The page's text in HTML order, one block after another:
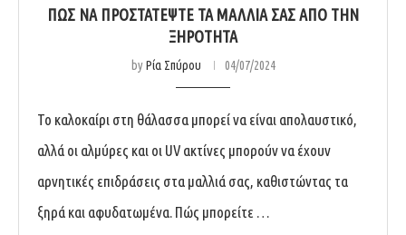
ΠΩΣ ΝΑ ΠΡΟΣΤΑΤΕΨΤΕ ΤΑ ΜΑΛΛΙΑ ΣΑΣ ΑΠΟ ΤΗΝ
ΞΗΡΟΤΗΤΑ
byΡία Σπύρου 04/07/2024
Το καλοκαίρι στη θάλασσα μπορεί να είναι απολαυστικό,
αλλά οι αλμύρες και οι UV ακτίνες μπορούν να έχουν
αρνητικές επιδράσεις στα μαλλιά σας, καθιστώντας τα
ξηρά και αφυδατωμένα. Πώς μπορείτε …